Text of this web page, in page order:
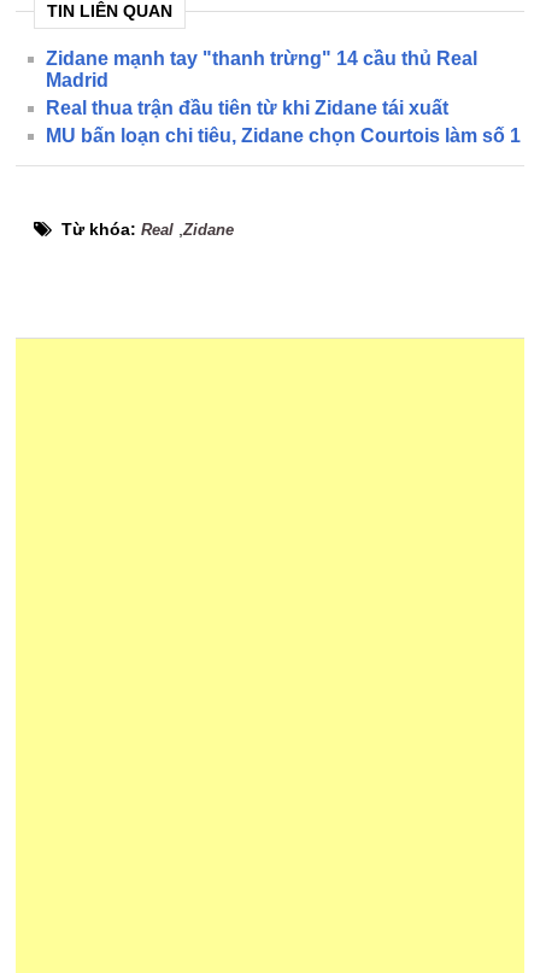
TIN LIÊN QUAN
Zidane mạnh tay "thanh trừng" 14 cầu thủ Real
Madrid
Real thua trận đầu tiên từ khi Zidane tái xuất
MU bấn loạn chi tiêu, Zidane chọn Courtois làm số 1
Từ khóa:Real ,Zidane